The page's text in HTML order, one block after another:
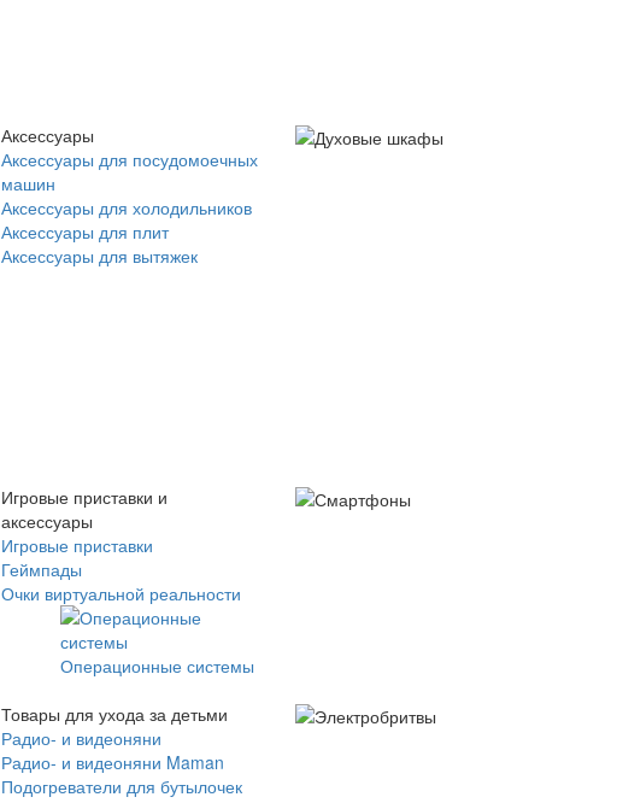
Аксессуары
Аксессуары для посудомоечных
машин
Аксессуары для холодильников
Аксессуары для плит
Аксессуары для вытяжек
Игровые приставки и
аксессуары
Игровые приставки
Геймпады
Очки виртуальной реальности
Операционные системы
Товары для ухода за детьми
Радио- и видеоняни
Радио- и видеоняни Maman
Подогреватели для бутылочек